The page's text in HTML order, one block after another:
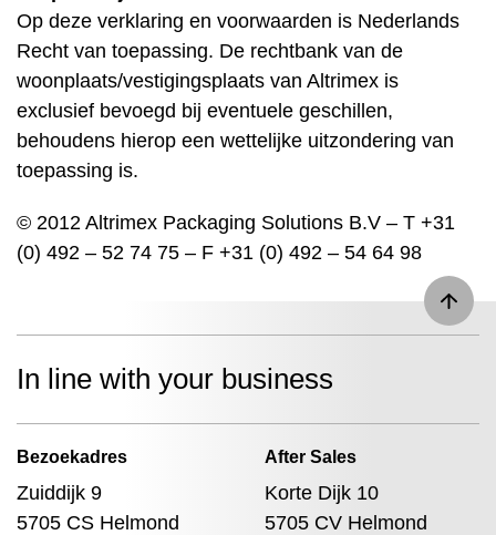
Op deze verklaring en voorwaarden is Nederlands
Recht van toepassing. De rechtbank van de
woonplaats/vestigingsplaats van Altrimex is
exclusief bevoegd bij eventuele geschillen,
behoudens hierop een wettelijke uitzondering van
toepassing is.
© 2012 Altrimex Packaging Solutions B.V – T +31
(0) 492 – 52 74 75 – F +31 (0) 492 – 54 64 98
In line with your business
Bezoekadres
Zuiddijk 9
5705 CS Helmond
After Sales
Korte Dijk 10
5705 CV Helmond